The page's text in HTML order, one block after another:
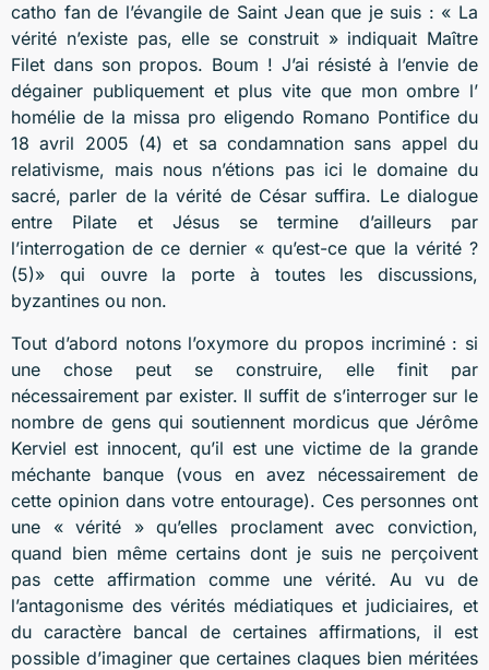
catho fan de l’évangile de Saint Jean que je suis : « La
vérité n’existe pas, elle se construit » indiquait Maître
Filet dans son propos. Boum ! J’ai résisté à l’envie de
dégainer publiquement et plus vite que mon ombre l’
homélie de la missa pro eligendo Romano Pontifice du
18 avril 2005 (4) et sa condamnation sans appel du
relativisme, mais nous n’étions pas ici le domaine du
sacré, parler de la vérité de César suffira. Le dialogue
entre Pilate et Jésus se termine d’ailleurs par
l’interrogation de ce dernier « qu’est-ce que la vérité ?
(5)» qui ouvre la porte à toutes les discussions,
byzantines ou non.
Tout d’abord notons l’oxymore du propos incriminé : si
une chose peut se construire, elle finit par
nécessairement par exister. Il suffit de s’interroger sur le
nombre de gens qui soutiennent mordicus que Jérôme
Kerviel est innocent, qu’il est une victime de la grande
méchante banque (vous en avez nécessairement de
cette opinion dans votre entourage). Ces personnes ont
une « vérité » qu’elles proclament avec conviction,
quand bien même certains dont je suis ne perçoivent
pas cette affirmation comme une vérité. Au vu de
l’antagonisme des vérités médiatiques et judiciaires, et
du caractère bancal de certaines affirmations, il est
possible d’imaginer que certaines claques bien méritées